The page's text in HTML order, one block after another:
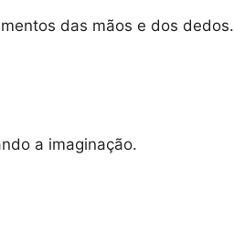
das mãos e dos dedos.
a imaginação.